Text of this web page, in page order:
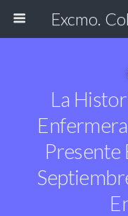
La
Presente